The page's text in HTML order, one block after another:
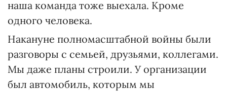
наша команда тоже выехала. Кроме
одного человека.
Накануне полномасштабной войны были
разговоры с семьей, друзьями, коллегами.
Мы даже планы строили. У организации
был автомобиль, которым мы